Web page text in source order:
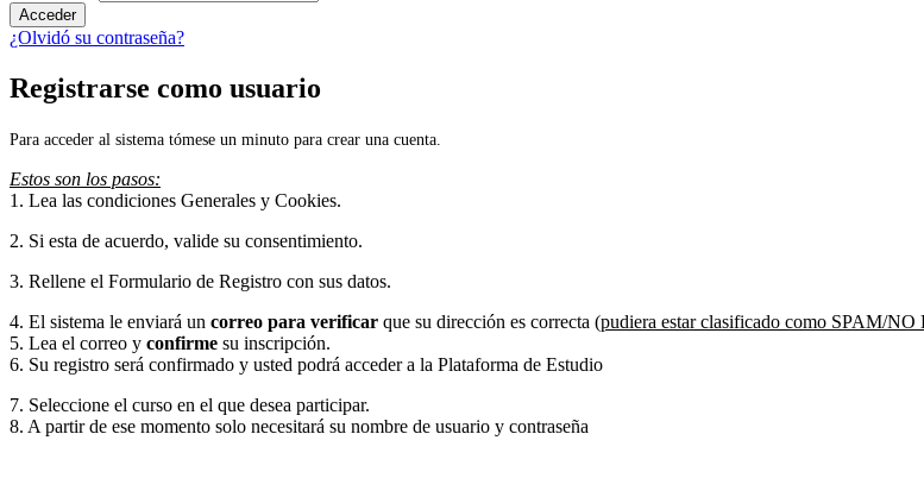
Acceder
¿Olvidó su contraseña?
Registrarse como usuario
Para acceder al sistema tómese un minuto para crear una cuenta.
Estos son los pasos:
1. Lea las condiciones Generales y Cookies.
2. Si esta de acuerdo, valide su consentimiento.
3. Rellene el Formulario de Registro con sus datos.
4. El sistema le enviará un correo para verificar que su dirección es correcta (pudiera estar clasificado como SPAM/
5. Lea el correo y confirme su inscripción.
6. Su registro será confirmado y usted podrá acceder a la Plataforma de Estudio
7. Seleccione el curso en el que desea participar.
8. A partir de ese momento solo necesitará su nombre de usuario y contraseña